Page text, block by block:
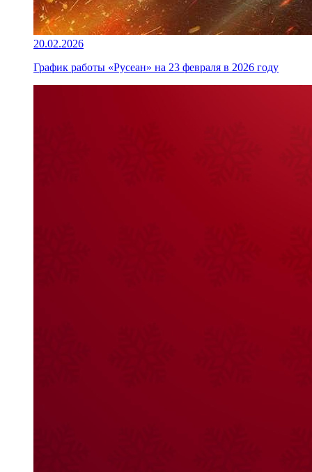
20.02.2026
График работы «Русеан» на 23 февраля в 2026 году